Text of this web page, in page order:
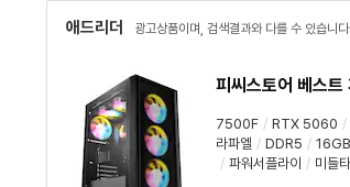
애드리더 광고상품이며, 검색결과와 다를 수 있습니
피씨스토어 베스
7500F / RTX 5060 /
라파엘 / DDR5 / 16GB
/ 파워서플라이 / 미들